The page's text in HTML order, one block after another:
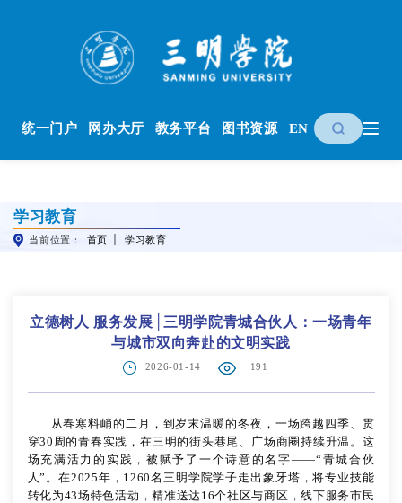
统一门户 网办大厅 教务平台 图书资源 EN
学习教育
当前位置： 首页 学习教育
立德树人 服务发展│三明学院青城合伙人：一场青年
与城市双向奔赴的文明实践
2026-01-14 191
从春寒料峭的二月，到岁末温暖的冬夜，一场跨越四季、贯
穿30周的青春实践，在三明的街头巷尾、广场商圈持续升温。 这
场充满活力的实践，被赋予了一个诗意的名字——“青城合伙
人” 。在2025年，1260名三明学院学子走出象牙塔，将专业技能
转化为43场特色活动，精准送达16个社区与商区，线下服务市民